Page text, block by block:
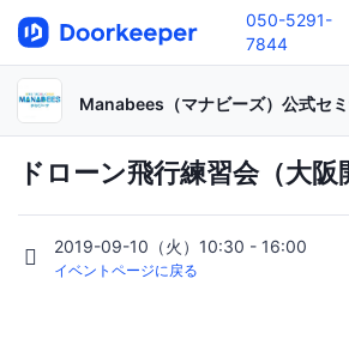
050-5291-
7844
Manabees（マナビーズ）公式セ
ドローン飛行練習会（大
2019-09-10（火）10:30 - 16:00
イベントページに戻る